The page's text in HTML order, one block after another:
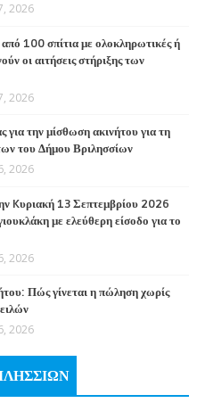
2026
100 σπίτια με ολοκληρωτικές ή
οι αιτήσεις στήριξης των
2026
για την μίσθωση ακινήτου για τη
του Δήμου Βριλησσίων
2026
Kυριακή 13 Σεπτεμβρίου 2026
με ελεύθερη είσοδο για το
2026
Πώς γίνεται η πώληση χωρίς
2026